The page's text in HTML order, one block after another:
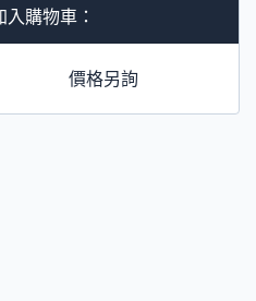
入購物車：
價格另詢